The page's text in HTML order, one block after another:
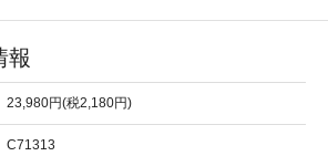
報
23,980円(税2,180円)
C71313